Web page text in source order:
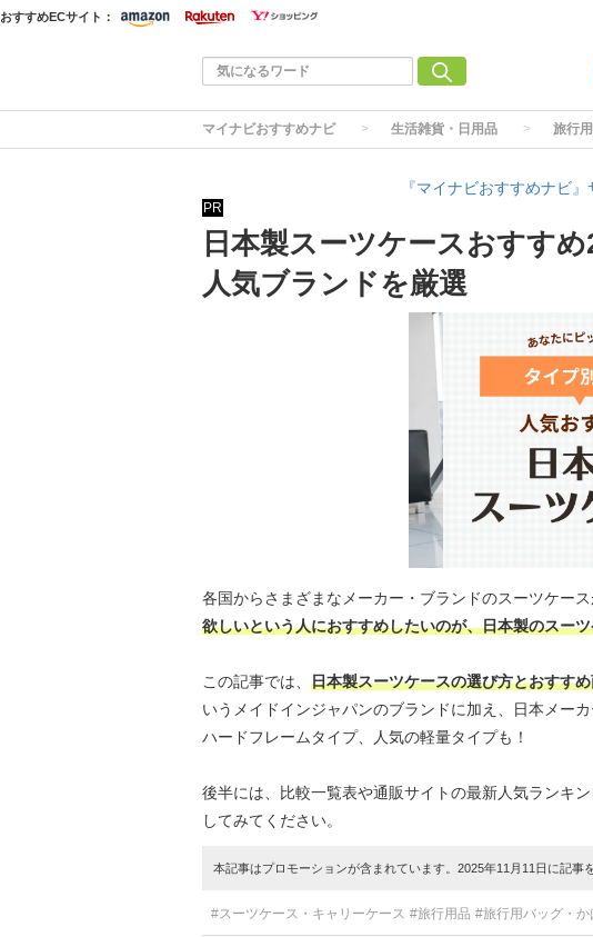
おすすめECサイト：
マイナビおすすめナビ 生活雑貨・日用品 旅行
『マイナビおすすめナビ
PR
日本製スーツケースおすす
人気ブランドを厳選
各国からさまざまなメーカー・ブランドのスーツケース
欲しいという人におすすめしたいのが、日本製のスー
この記事では、 日本製スーツケースの選び方とおすす
いうメイドインジャパンのブランドに加え、日本メー
ハードフレームタイプ、人気の軽量タイプも！
後半には、比較一覧表や通販サイトの最新人気ランキ
してみてください。
本記事はプロモーションが含まれています。2025年11月11日に記事
#スーツケース・キャリーケース #旅行用品 #旅行用バッグ・か